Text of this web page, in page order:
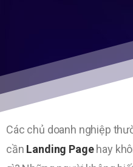
Các chủ doanh nghiệp
cần Landing Pagehay